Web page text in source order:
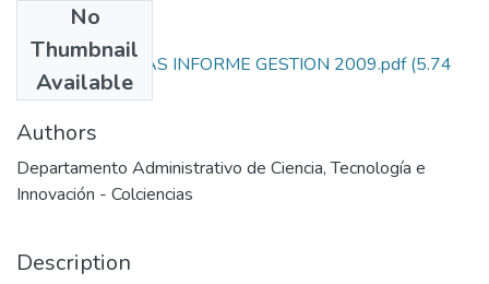
No
Thumbnail
Available
328. COLCIENCIAS INFORME GESTION 2009.pdf(5.74
MB)
Authors
Departamento Administrativo de Ciencia, Tecnología e
Innovación - Colciencias
Description